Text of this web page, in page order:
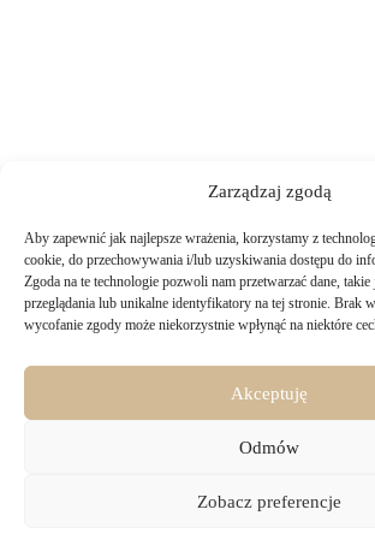
Zarządzaj zgodą
Aby zapewnić jak najlepsze wrażenia, korzystamy z
cookie, do przechowywania i/lub uzyskiwania dostępu do
Zgoda na te technologie pozwoli nam przetwarzać dane,
przeglądania lub unikalne identyfikatory na tej stronie. Brak
wycofanie zgody może niekorzystnie wpłynąć na niektóre
Akceptuję
Odmów
Zobacz preferencje
TWOJE ZAKUPY
Logowanie i rejestracja
Jak złożyć zamówienie
Formy płatności
14 dni na zwrot zakupów
INFORMACJE PRAWNE
Regulamin sklepu
Materiały do pobrania
KONTAKT
biuro@majru.comCopyright © 2026 - Majru